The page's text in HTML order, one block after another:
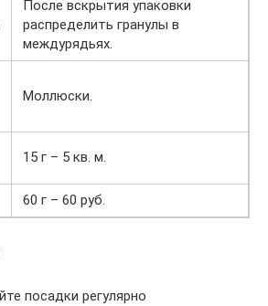
После вскрытия упаковки
распределить гранулы в
междурядьях.
Моллюски.
15 г – 5 кв. м.
60 г – 60 руб.
посадки регулярно